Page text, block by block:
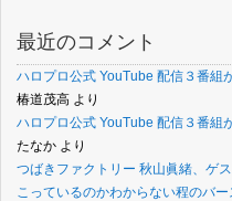
最近のコメント
ハロプロ公式 YouTube 配信３番組
椿道茂高 より
ハロプロ公式 YouTube 配信３番組
たなか より
つばきファクトリー 秋山眞緒、ゲ
こっているのかわからない程のバ